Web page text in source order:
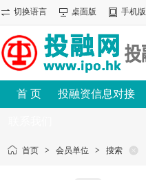
切换语言 桌面版 手机版
首 页 投融资信息对接
首页 > 会员单位 > 搜索